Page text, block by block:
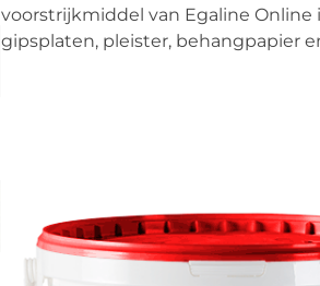
voorstrijkmiddel van Egaline
gipsplaten, pleister, behangpapier